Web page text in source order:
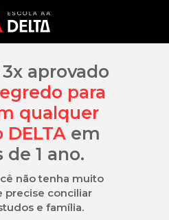
aprovado
para
qualquer
em
de 1 ano.
não tenha muito
precise conciliar
e família.